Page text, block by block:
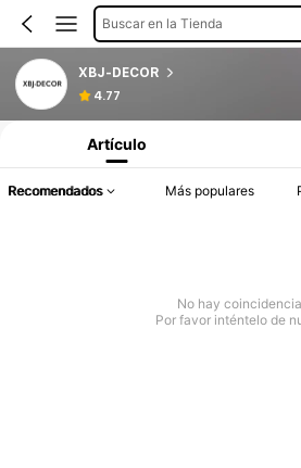
Buscar en la Tienda
XBJ-DECOR
4.77
Artículo
Recomendados Más populares
No hay
Por favor inténtelo de